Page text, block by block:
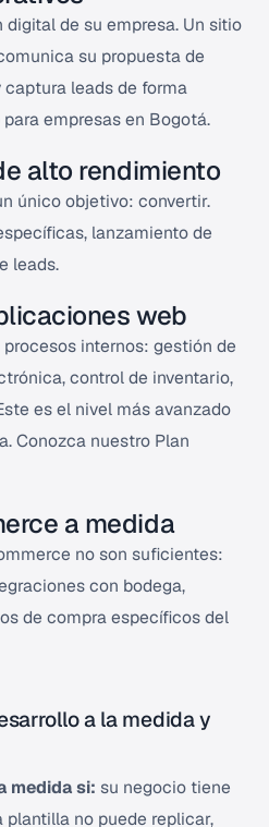
de su empresa. Un sitio
su propuesta de
captura leads de forma
empresas en Bogotá.
alto rendimiento
único objetivo: convertir.
lanzamiento de
leads.
web
internos: gestión de
control de inventario,
es el nivel más avanzado
Conozca nuestro Plan
a medida
no son suficientes:
con bodega,
de compra específicos del
a la medida y
medida si: su negocio tiene
no puede replicar,